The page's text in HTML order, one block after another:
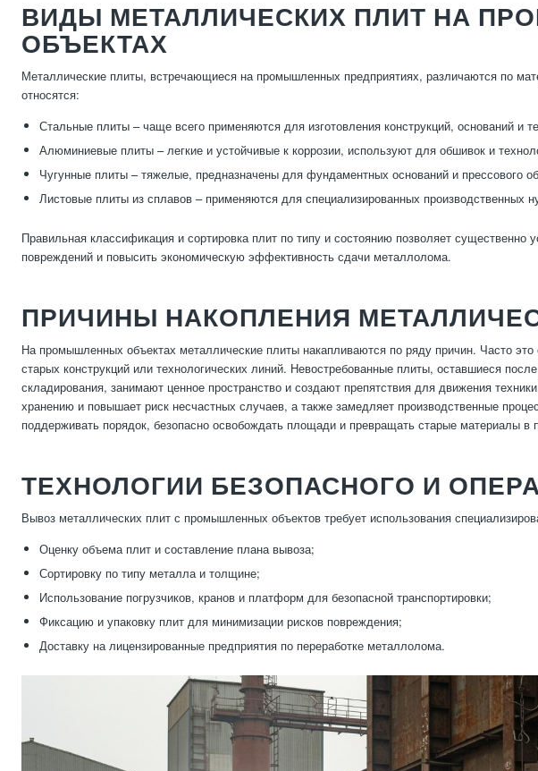
ВИДЫ МЕТАЛЛИЧЕСКИХ ПЛИТ НА
ОБЪЕКТАХ
Металлические плиты, встречающиеся на промышленных предприятиях, различаются по
относятся:
Стальные плиты – чаще всего применяются для изготовления конструкций, оснований и
Алюминиевые плиты – легкие и устойчивые к коррозии, используют для обшивок и
Чугунные плиты – тяжелые, предназначены для фундаментных оснований и прессового
Листовые плиты из сплавов – применяются для специализированных
Правильная классификация и сортировка плит по типу и состоянию позволяет существенно
повреждений и повысить экономическую эффективность сдачи металлолома.
ПРИЧИНЫ НАКОПЛЕНИЯ
На промышленных объектах металлические плиты накапливаются по ряду причин. Часто
старых конструкций или технологических линий. Невостребованные плиты, оставшиеся
складирования, занимают ценное пространство и создают препятствия для движения
хранению и повышает риск несчастных случаев, а также замедляет производственные
поддерживать порядок, безопасно освобождать площади и превращать старые материалы в
ТЕХНОЛОГИИ БЕЗОПАСНОГО И
Вывоз металлических плит с промышленных объектов требует использования
Оценку объема плит и составление плана вывоза;
Сортировку по типу металла и толщине;
Использование погрузчиков, кранов и платформ для безопасной транспортировки;
Фиксацию и упаковку плит для минимизации рисков повреждения;
Доставку на лицензированные предприятия по переработке металлолома.